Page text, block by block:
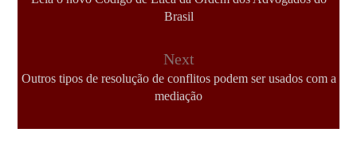
Brasil
Next
Outros tipos de resolução de conflitos podem ser usados com a
mediação